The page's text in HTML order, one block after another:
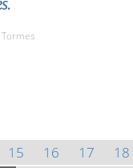
Tormes
15 16 17 18